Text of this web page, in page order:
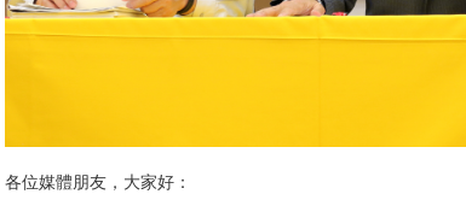
各位媒體朋友，大家好：